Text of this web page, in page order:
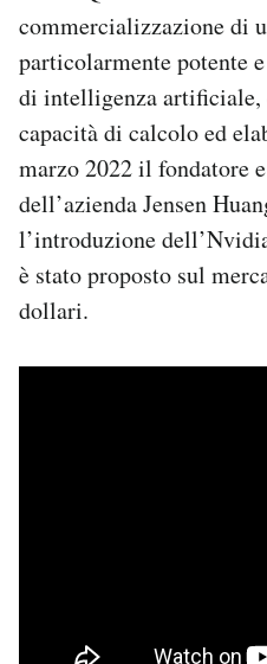
commercializzazione di
particolarmente potente
di intelligenza artificiale,
capacità di calcolo ed
marzo 2022 il fondatore
dell’azienda Jensen
l’introduzione
è stato proposto sul
dollari.